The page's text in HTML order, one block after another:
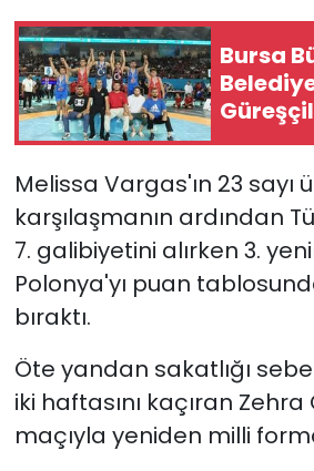
Bursa
Melissa Vargas'ın 23 sayı
karşılaşmanın ardından
7. galibiyetini alırken 3.
Polonya'yı puan
bıraktı.
Öte yandan sakatlığı
iki haftasını kaçıran
maçıyla yeniden milli